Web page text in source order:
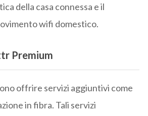
della casa connessa e il
wifi domestico.
Premium
offrire servizi aggiuntivi come
in fibra. Tali servizi